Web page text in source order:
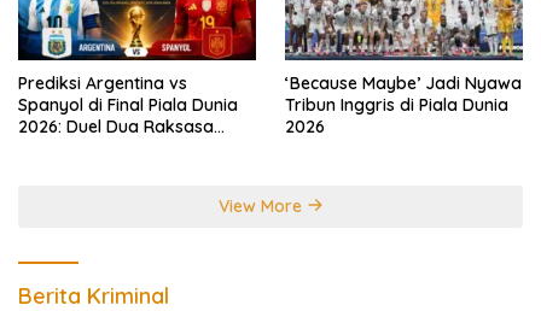
Prediksi Argentina vs
Spanyol di Final Piala Dunia
2026: Duel Dua Raksasa
‘Because Maybe’ Jadi Nyawa
Tribun Inggris di Piala Dunia
2026
View More
Berita Kriminal